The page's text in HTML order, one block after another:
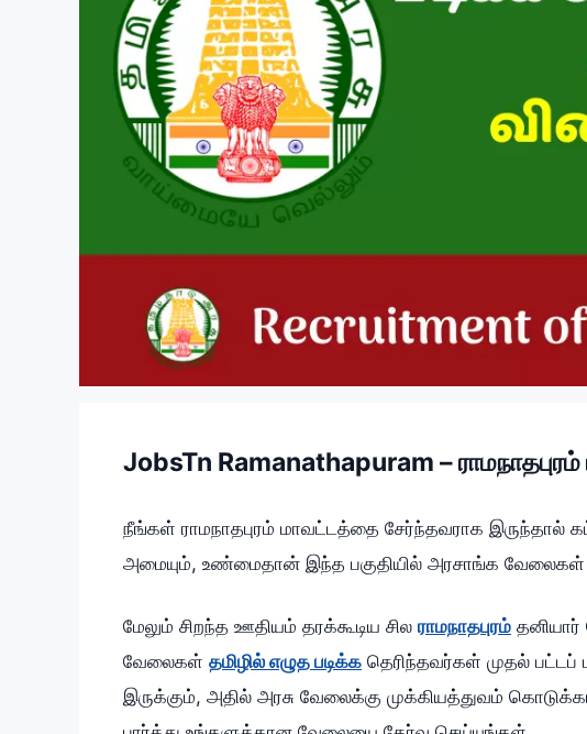
JobsTn Ramanathapuram –
நீங்கள் ராமநாதபுரம் மாவட்டத்தை சேர்ந்தவராக இருந்தால்
அமையும், உண்மைதான் இந்த பகுதியில் அரசாங்க
மேலும் சிறந்த ஊதியம் தரக்கூடிய சில ராமநாதபுரம்
வேலைகள் தமிழில் எழுத படிக்க தெரிந்தவர்கள் முதல் பட்டப்
இருக்கும், அதில் அரசு வேலைக்கு முக்கியத்துவம்